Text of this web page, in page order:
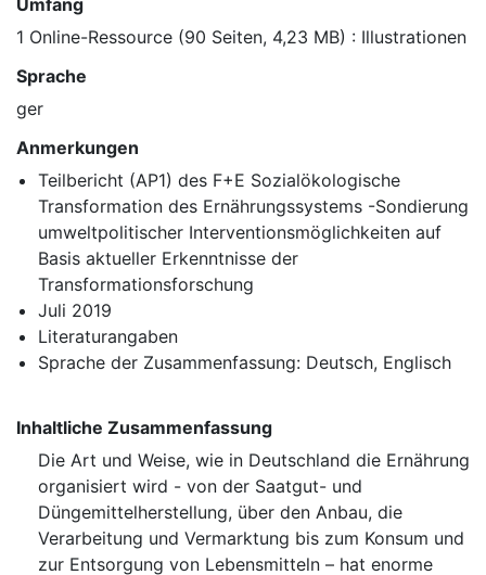
Umfang
1 Online-Ressource (90 Seiten, 4,23 MB) : Illustrationen
Sprache
ger
Anmerkungen
Teilbericht (AP1) des F+E Sozialökologische
Transformation des Ernährungssystems -Sondierung
umweltpolitischer Interventionsmöglichkeiten auf
Basis aktueller Erkenntnisse der
Transformationsforschung
Juli 2019
Literaturangaben
Sprache der Zusammenfassung: Deutsch, Englisch
Inhaltliche Zusammenfassung
Die Art und Weise, wie in Deutschland die Ernährung
organisiert wird - von der Saatgut- und
Düngemittelherstellung, über den Anbau, die
Verarbeitung und Vermarktung bis zum Konsum und
zur Entsorgung von Lebensmitteln – hat enorme